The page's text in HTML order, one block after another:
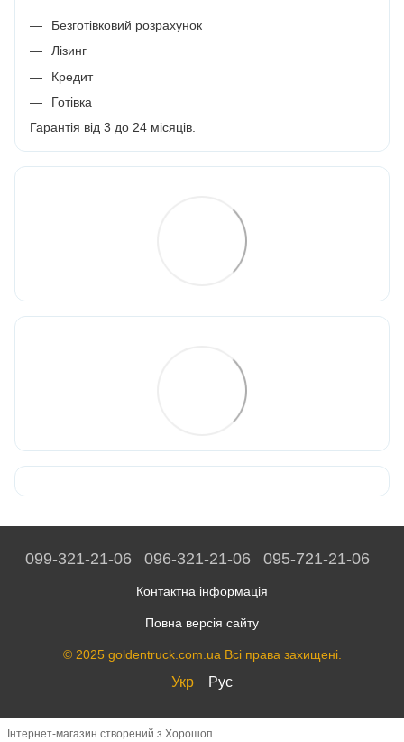
Безготівковий розрахунок
Лізинг
Кредит
Готівка
Гарантія від 3 до 24 місяців.
099-321-21-06 096-321-21-06 095-721-21-06
Контактна інформація
Повна версія сайту
© 2025 goldentruck.com.ua Всі права захищені.
Укр Рус
Інтернет-магазин створений з Хорошоп